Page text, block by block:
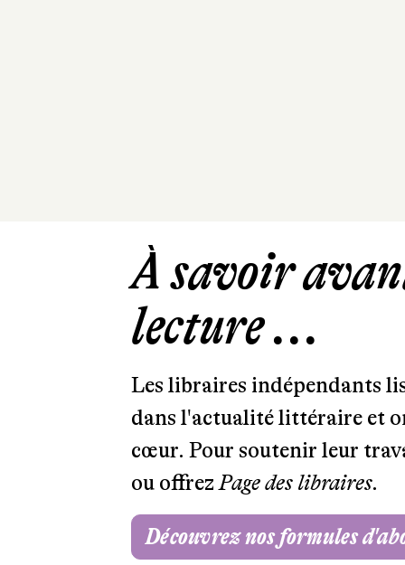
À savoir
lecture ...
Les libraires indépendants
dans l'actualité littéraire et
cœur. Pour soutenir leur
ou offrezPage des libraires.
Découvrez nos formules